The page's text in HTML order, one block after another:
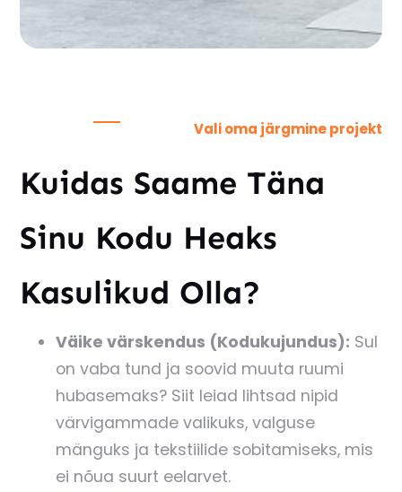
Vali oma järgmine projekt
Kuidas Saame Täna
Sinu Kodu Heaks
Kasulikud Olla?
Väike värskendus (Kodukujundus): Sul
on vaba tund ja soovid muuta ruumi
hubasemaks? Siit leiad lihtsad nipid
värvigammade valikuks, valguse
mänguks ja tekstiilide sobitamiseks, mis
ei nõua suurt eelarvet.